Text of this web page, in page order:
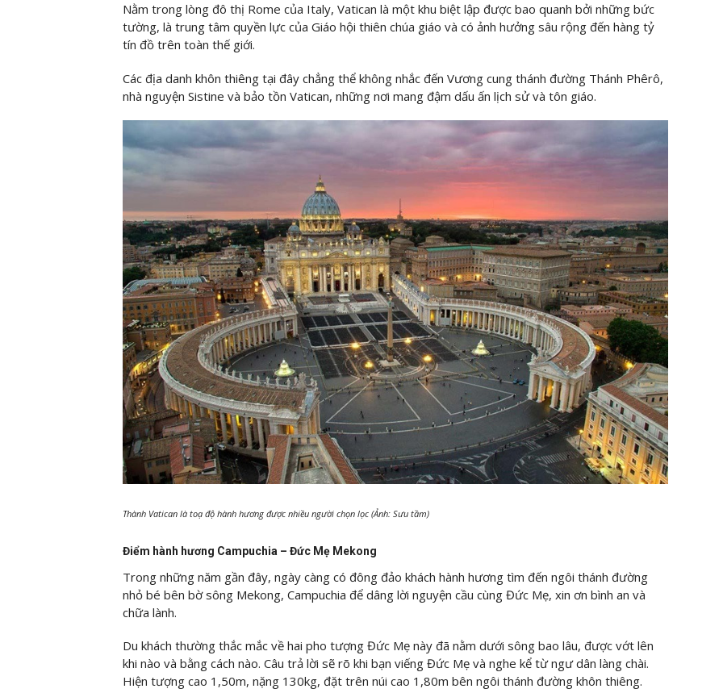
Nằm trong lòng đô thị Rome của Italy, Vatican là một khu biệt lập được bao quanh bởi những bức
tường, là trung tâm quyền lực của Giáo hội thiên chúa giáo và có ảnh hưởng sâu rộng đến hàng tỷ
tín đồ trên toàn thế giới.
Các địa danh khôn thiêng tại đây chẳng thể không nhắc đến Vương cung thánh đường Thánh Phêrô,
nhà nguyện Sistine và bảo tồn Vatican, những nơi mang đậm dấu ấn lịch sử và tôn giáo.
Thành Vatican là toạ độ hành hương được nhiều người chọn lọc (Ảnh: Sưu tầm)
Điểm hành hương Campuchia – Đức Mẹ Mekong
Trong những năm gần đây, ngày càng có đông đảo khách hành hương tìm đến ngôi thánh đường
nhỏ bé bên bờ sông Mekong, Campuchia để dâng lời nguyện cầu cùng Đức Mẹ, xin ơn bình an và
chữa lành.
Du khách thường thắc mắc về hai pho tượng Đức Mẹ này đã nằm dưới sông bao lâu, được vớt lên
khi nào và bằng cách nào. Câu trả lời sẽ rõ khi bạn viếng Đức Mẹ và nghe kể từ ngư dân làng chài.
Hiện tượng cao 1,50m, nặng 130kg, đặt trên núi cao 1,80m bên ngôi thánh đường khôn thiêng.